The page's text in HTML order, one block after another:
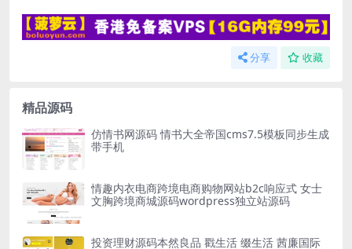
分享 收藏
精品源码
仿情书网源码 情书大全帝国cms7.5模板同步生成
带手机
情趣内衣电商跨境电商购物网站b2c响应式 女士
文胸跨境商城源码wordpress独立站源码
投资理财源码本然良品 戳生活 缀生活 茜廉国际